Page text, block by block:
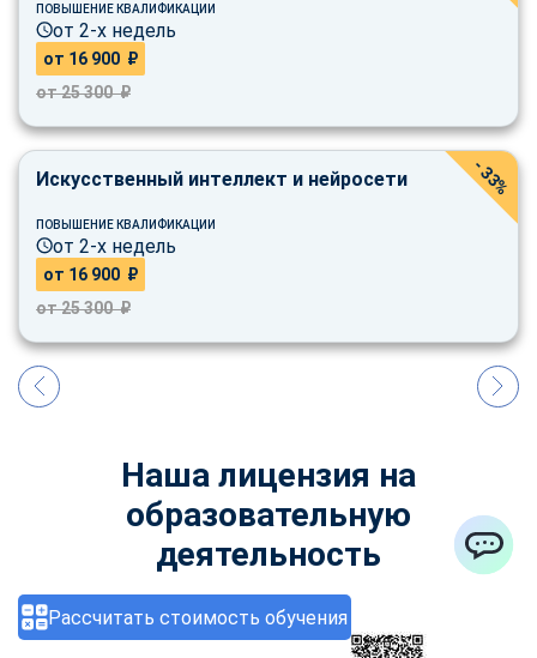
Рассчитать стоимость обучения
ПОВЫШЕНИЕ КВАЛИФИКАЦИИ
от 2-х недель
от 16 900 ₽
от 25 300 ₽
Искусственный интеллект и нейросети
ПОВЫШЕНИЕ КВАЛИФИКАЦИИ
от 2-х недель
от 16 900 ₽
от 25 300 ₽
- 33%
Наша лицензия на
образовательную
деятельность